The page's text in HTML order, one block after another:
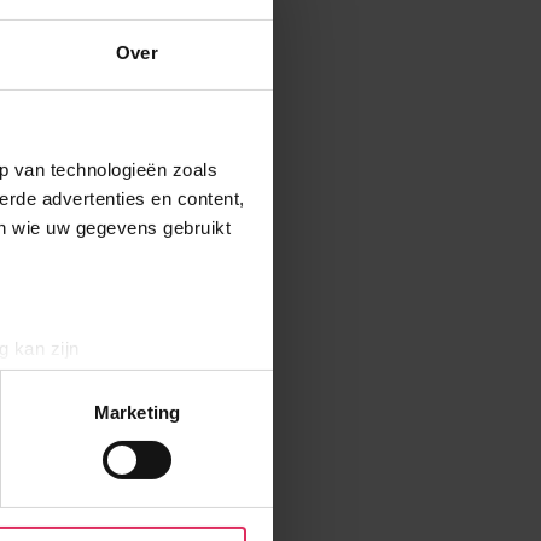
Over
van technologieën zoals
advertenties en content,
wie uw gegevens gebruikt
kan zijn
detailgedeeltein. U kunt uw
jouw gebruik van onze site
Marketing